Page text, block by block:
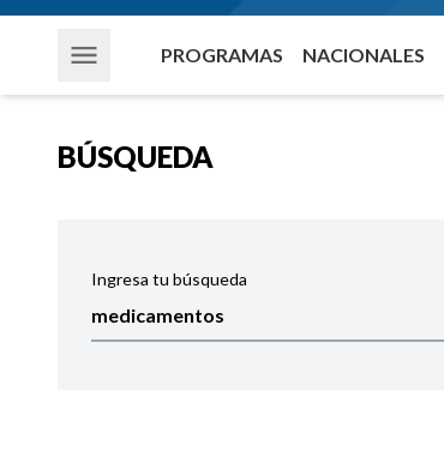
PROGRAMAS NACIONALES
BÚSQUEDA
Ingresa tu búsqueda